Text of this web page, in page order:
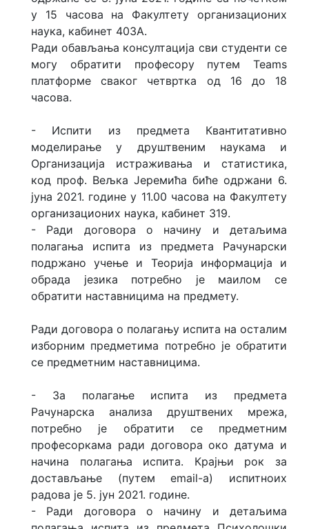
у 15 часова на Факултету организационих
наука, кабинет 403А.
Ради обављања консултација сви студенти се
могу обратити професору путем Teams
платформе сваког четвртка од 16 до 18
часова.
- Испити из предмета Квантитативно
моделирање у друштвеним наукама и
Организација истраживања и статистика,
код проф. Вељка Јеремића биће одржани 6.
јуна 2021. године у 11.00 часова на Факултету
организационих наука, кабинет 319.
- Ради договора о начину и детаљима
полагања испита из предмета Рачунарски
подржано учење и Теорија информација и
обрада језика потребно је маилом се
обратити наставницима на предмету.
Ради договора о полагању испита на осталим
изборним предметима потребно је обратити
се предметним наставницима.
- За полагање испита из предмета
Рачунарска анализа друштвених мрежа,
потребно је обратити се предметним
професоркама ради договора око датума и
начина полагања испита. Крајњи рок за
достављање (путем email-a) испитноих
радова је 5. јун 2021. године.
- Ради договора о начину и детаљима